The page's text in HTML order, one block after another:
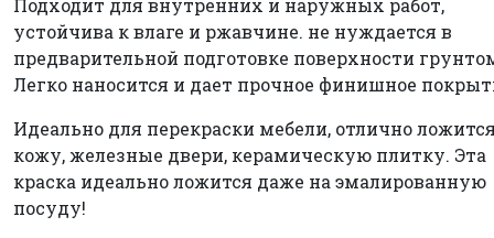
Подходит для внутренних и наружных работ,
устойчива к влаге и ржавчине. не нуждается в
предварительной подготовке поверхности
Легко наносится и дает прочное финишное
Идеально для перекраски мебели, отлично
кожу, железные двери, керамическую плитку. Эта
краска идеально ложится даже на эмалированную
посуду!